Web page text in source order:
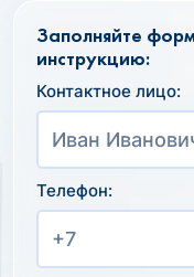
Заполняйте
инструкцию:
Контактное лицо:
Телефон: